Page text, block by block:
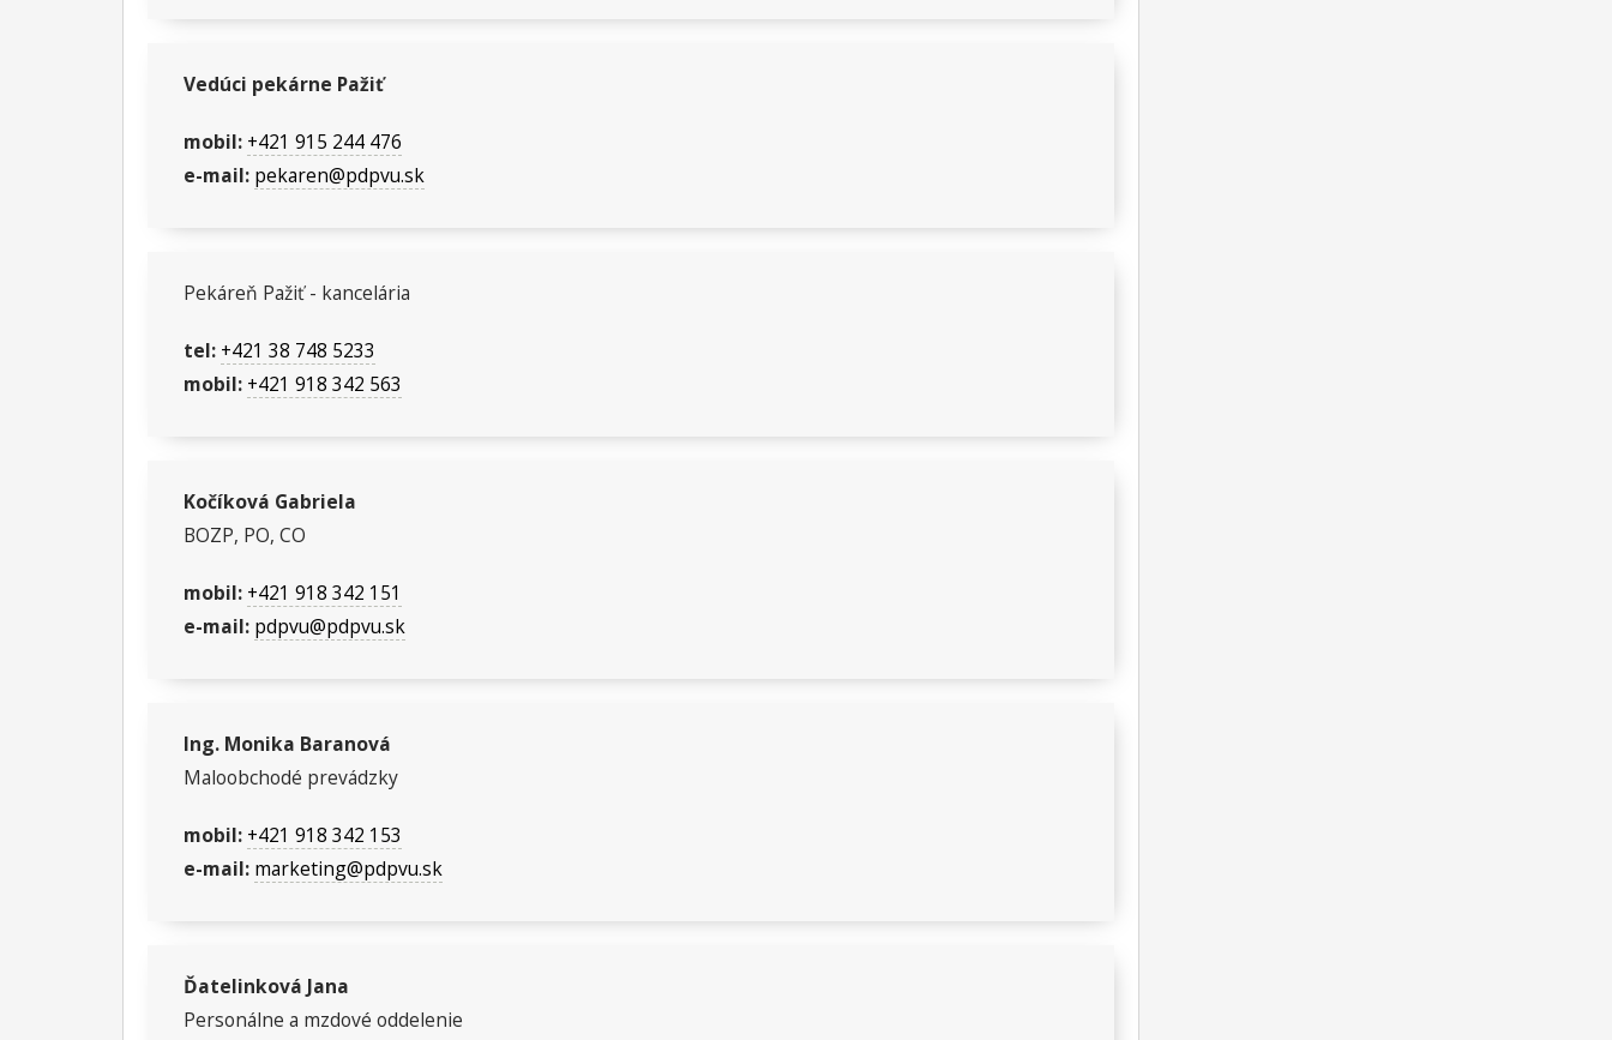
Vedúci pekárne Pažiť
mobil: +421 915 244 476
e-mail: pekaren@pdpvu.sk
Pekáreň Pažiť - kancelária
tel: +421 38 748 5233
mobil: +421 918 342 563
Kočíková Gabriela
BOZP, PO, CO
mobil: +421 918 342 151
e-mail: pdpvu@pdpvu.sk
Ing. Monika Baranová
Maloobchodé prevádzky
mobil: +421 918 342 153
e-mail: marketing@pdpvu.sk
Ďatelinková Jana
Personálne a mzdové oddelenie